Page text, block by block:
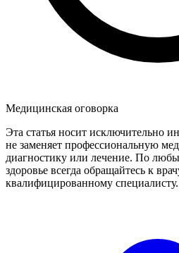
Медицинская оговорка
Эта статья носит исключительно
не заменяет профессиональную
диагностику или лечение. По
здоровье всегда обращайтесь к
квалифицированному специалисту.